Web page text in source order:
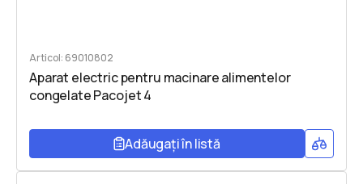
Articol: 69010802
Aparat electric pentru macinare alimentelor
congelate Pacojet 4
Adăugați în listă